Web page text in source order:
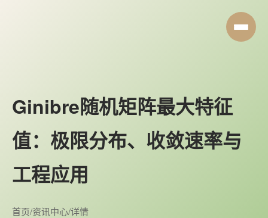
Ginibre随机矩阵最大特征
值：极限分布、收敛速率与
工程应用
首页/资讯中心/详情